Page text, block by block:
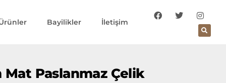
Bayilikler İletişim
Paslanmaz Çelik